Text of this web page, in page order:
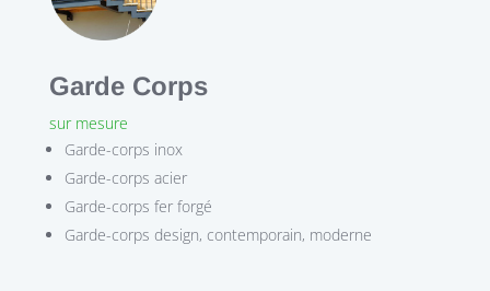
Garde Corps
sur mesure
Garde-corps inox
Garde-corps acier
Garde-corps fer forgé
Garde-corps design, contemporain, moderne